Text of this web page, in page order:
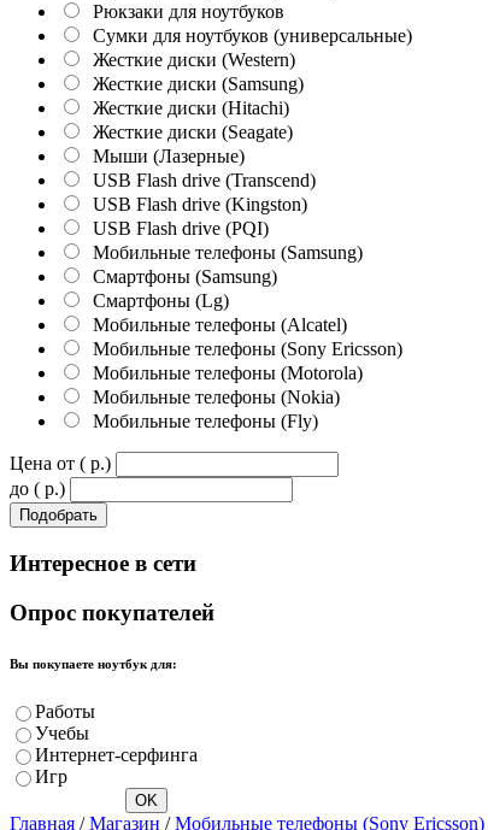
Рюкзаки для ноутбуков
Сумки для ноутбуков (универсальные)
Жесткие диски (Western)
Жесткие диски (Samsung)
Жесткие диски (Hitachi)
Жесткие диски (Seagate)
Мыши (Лазерные)
USB Flash drive (Transcend)
USB Flash drive (Kingston)
USB Flash drive (PQI)
Мобильные телефоны (Samsung)
Смартфоны (Samsung)
Смартфоны (Lg)
Мобильные телефоны (Alcatel)
Мобильные телефоны (Sony Ericsson)
Мобильные телефоны (Motorola)
Мобильные телефоны (Nokia)
Мобильные телефоны (Fly)
Цена от ( p.)
до ( p.)
Интересное в сети
Опрос покупателей
Вы покупаете ноутбук для:
Работы
Учебы
Интернет-серфинга
Игр
Главная /Магазин /Мобильные телефоны (Sony Ericsson)